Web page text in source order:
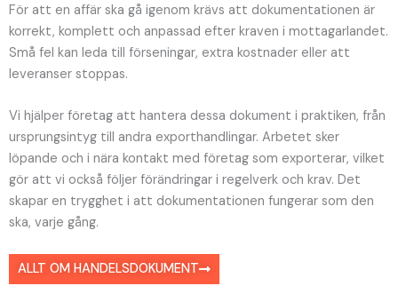
För att en affär ska gå igenom krävs att dokumentationen är
korrekt, komplett och anpassad efter kraven i mottagarlandet.
Små fel kan leda till förseningar, extra kostnader eller att
leveranser stoppas.
Vi hjälper företag att hantera dessa dokument i praktiken, från
ursprungsintyg till andra exporthandlingar. Arbetet sker
löpande och i nära kontakt med företag som exporterar, vilket
gör att vi också följer förändringar i regelverk och krav. Det
skapar en trygghet i att dokumentationen fungerar som den
ska, varje gång.
ALLT OM HANDELSDOKUMENT